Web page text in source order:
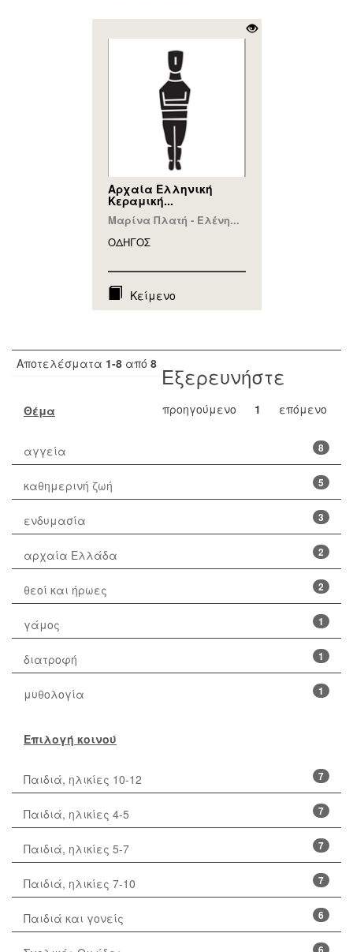
Αρχαία Ελληνική
Κεραμική...
Μαρίνα Πλατή - Ελένη...
ΟΔΗΓΟΣ
Κείμενο
Αποτελέσματα 1-8 από 8
προηγούμενο 1 επόμενο
Εξερευνήστε
Θέμα
8
αγγεία
5
καθημερινή ζωή
3
ενδυμασία
2
αρχαία Ελλάδα
2
θεοί και ήρωες
1
γάμος
1
διατροφή
1
μυθολογία
Επιλογή κοινού
7
Παιδιά, ηλικίες 10-12
7
Παιδιά, ηλικίες 4-5
7
Παιδιά, ηλικίες 5-7
7
Παιδιά, ηλικίες 7-10
6
Παιδιά και γονείς